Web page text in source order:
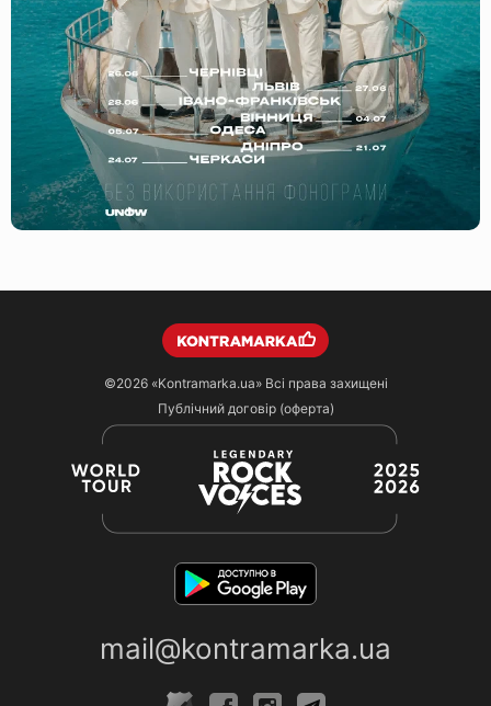
©2026 «Kontramarka.ua»Всі права захищені
Публічний договір (оферта)
mail@kontramarka.ua